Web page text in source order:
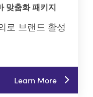
맞춤화 패키지
로 브랜드 활성
Learn More